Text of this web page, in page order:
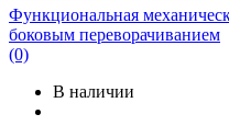
Функциональная
боковым переворачиванием
(0)
В наличии